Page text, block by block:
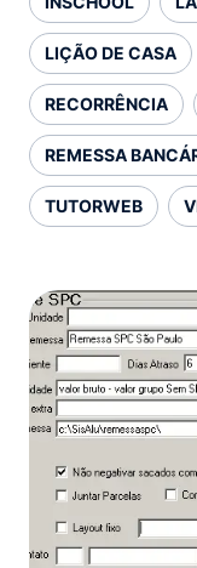
LIÇÃO DE CASA
RECORRÊNCIA
REMESSA
TUTORWEB